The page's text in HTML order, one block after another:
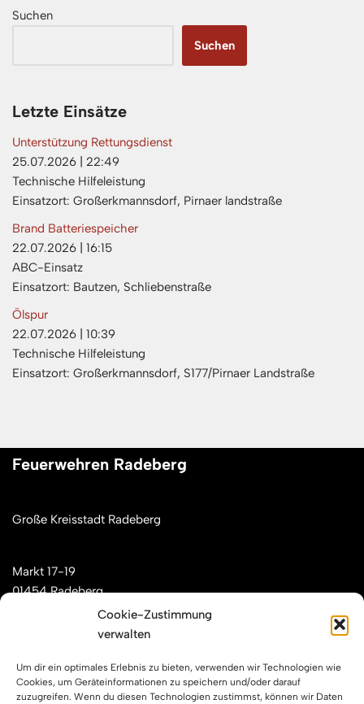
Cookie-Zustimmung
verwalten
Um dir ein optimales Erlebnis zu bieten, verwenden wir Technologien wie
Cookies, um Geräteinformationen zu speichern und/oder darauf
zuzugreifen. Wenn du diesen Technologien zustimmst, können wir Daten
Suchen
Suchen
Letzte Einsätze
Unterstützung Rettungsdienst
25.07.2026
22:49
Technische Hilfeleistung
Einsatzort: Großerkmannsdorf, Pirnaer landstraße
Brand Batteriespeicher
22.07.2026
16:15
ABC-Einsatz
Einsatzort: Bautzen, Schliebenstraße
Ölspur
22.07.2026
10:39
Technische Hilfeleistung
Einsatzort: Großerkmannsdorf, S177/Pirnaer Landstraße
Feuerwehren Radeberg
Große Kreisstadt Radeberg
Markt 17-19
01454 Radeberg
Feuerwehren Radeberg im Internet